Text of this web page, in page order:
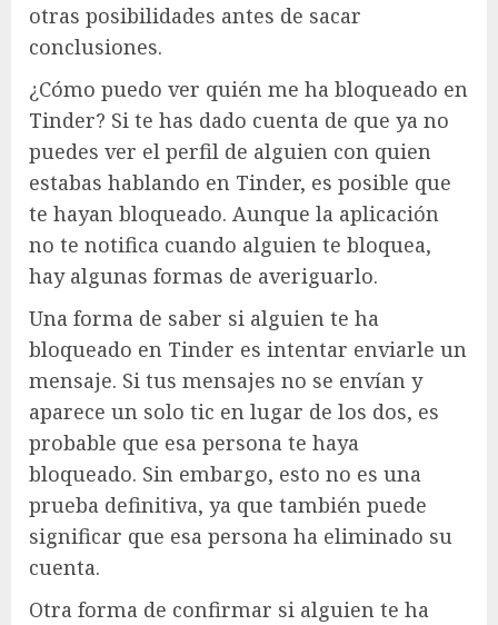
otras posibilidades antes de sacar
conclusiones.
¿Cómo puedo ver quién me ha bloqueado en
Tinder? Si te has dado cuenta de que ya no
puedes ver el perfil de alguien con quien
estabas hablando en Tinder, es posible que
te hayan bloqueado. Aunque la aplicación
no te notifica cuando alguien te bloquea,
hay algunas formas de averiguarlo.
Una forma de saber si alguien te ha
bloqueado en Tinder es intentar enviarle un
mensaje. Si tus mensajes no se envían y
aparece un solo tic en lugar de los dos, es
probable que esa persona te haya
bloqueado. Sin embargo, esto no es una
prueba definitiva, ya que también puede
significar que esa persona ha eliminado su
cuenta.
Otra forma de confirmar si alguien te ha